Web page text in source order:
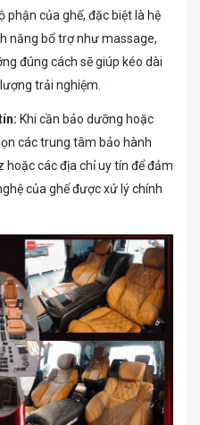
phận của ghế, đặc biệt là hệ
năng bổ trợ như massage,
đúng cách sẽ giúp kéo dài
trải nghiệm.
Khi cần bảo dưỡng hoặc
các trung tâm bảo hành
các địa chỉ uy tín để đảm
của ghế được xử lý chính